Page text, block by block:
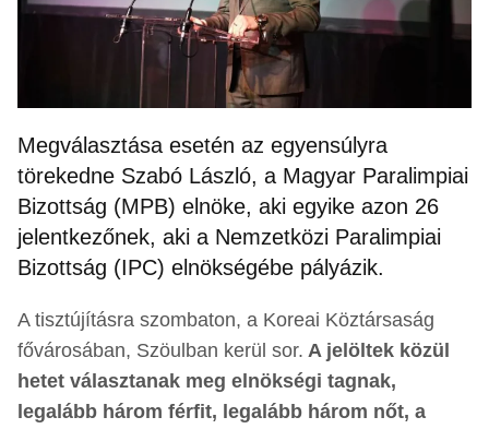
Megválasztása esetén az egyensúlyra
törekedne Szabó László, a Magyar Paralimpiai
Bizottság (MPB) elnöke, aki egyike azon 26
jelentkezőnek, aki a Nemzetközi Paralimpiai
Bizottság (IPC) elnökségébe pályázik.
A tisztújításra szombaton, a Koreai Köztársaság
fővárosában, Szöulban kerül sor. A jelöltek közül
hetet választanak meg elnökségi tagnak,
legalább három férfit, legalább három nőt, a